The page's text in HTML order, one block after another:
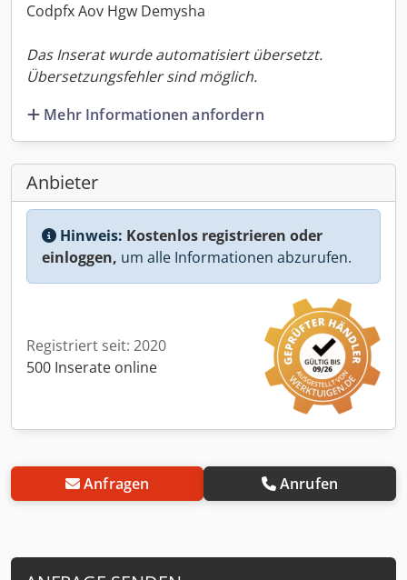
Codpfx Aov Hgw Demysha
Das Inserat wurde automatisiert übersetzt.
Übersetzungsfehler sind möglich.
Mehr Informationen anfordern
Anbieter
Hinweis: Kostenlos registrieren oder
einloggen, um alle Informationen abzurufen.
Registriert seit: 2020
500 Inserate online
Anfragen Anrufen